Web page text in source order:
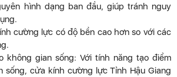
hình dạng ban đầu, giúp tránh nguy
cường lực có độ bền cao hơn so với các
không gian sống: Với tính năng tạo điểm
sống, cửa kính cường lực Tỉnh Hậu Giang